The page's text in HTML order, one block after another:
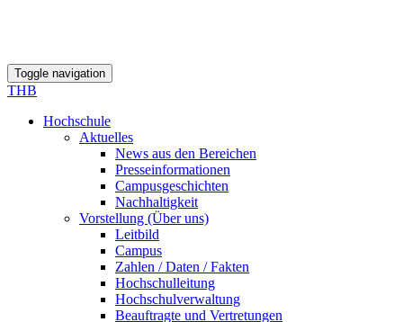
Toggle navigation
THB
Hochschule
Aktuelles
News aus den Bereichen
Presseinformationen
Campusgeschichten
Nachhaltigkeit
Vorstellung (Über uns)
Leitbild
Campus
Zahlen / Daten / Fakten
Hochschulleitung
Hochschulverwaltung
Beauftragte und Vertretungen